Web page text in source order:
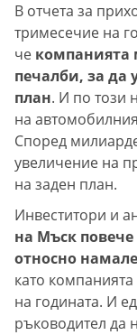
В отчета за
тримесечие на
че компанията
печалби, за да
план. И по този
на
Според
увеличение на
на заден план.
Инвеститори и
на Мъск
относно
като
на годината. И
ръководител да